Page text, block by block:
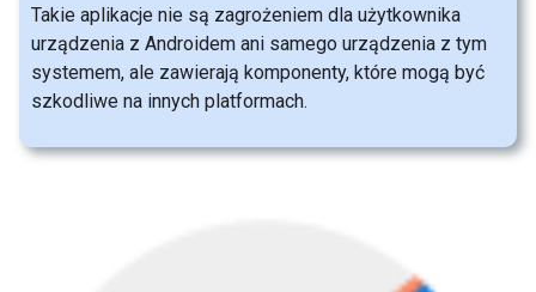
Takie aplikacje nie są zagrożeniem dla użytkownika
urządzenia z Androidem ani samego urządzenia z tym
systemem, ale zawierają komponenty, które mogą być
szkodliwe na innych platformach.